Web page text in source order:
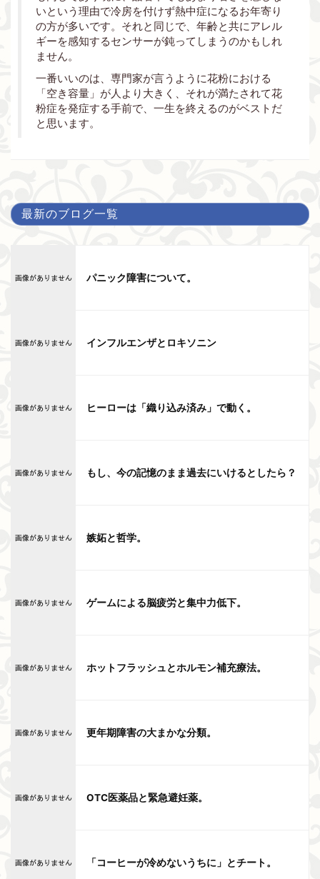
いという理由で冷房を付けず熱中症になるお年寄り
の方が多いです。それと同じで、年齢と共にアレル
ギーを感知するセンサーが鈍ってしまうのかもしれ
ません。
一番いいのは、専門家が言うように花粉における
「空き容量」が人より大きく、それが満たされて花
粉症を発症する手前で、一生を終えるのがベストだ
と思います。
最新のブログ一覧
パニック障害について。
インフルエンザとロキソニン
ヒーローは「織り込み済み」で動く。
もし、今の記憶のまま過去にいけるとしたら？
嫉妬と哲学。
ゲームによる脳疲労と集中力低下。
ホットフラッシュとホルモン補充療法。
更年期障害の大まかな分類。
OTC医薬品と緊急避妊薬。
「コーヒーが冷めないうちに」とチート。